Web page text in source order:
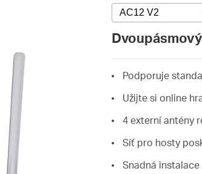
AC12 V2 Press
Podporuje
Užijte si online
4 externí antény
Síť pro hosty
Snadná